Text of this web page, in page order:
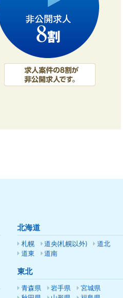
北海道
札幌 道央(札幌以外)
道北
道東
道南
東北
青森県 岩手県
宮城県